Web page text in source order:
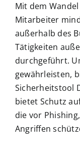
Mit dem
Mitarbeiter
außerhalb des
Tätigkeiten
durchgeführt.
gewährleisten,
Sicherheitstool
bietet Schutz
die vor
Angriffen